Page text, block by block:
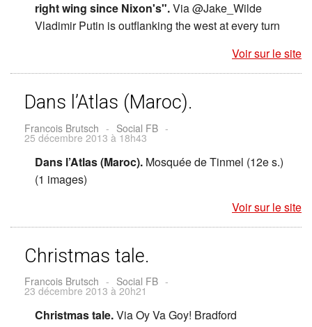
right wing since Nixon's".Via @Jake_Wilde
Vladimir Putin is outflanking the west at every turn
Voir sur le site
Dans l’Atlas (Maroc).
Francois Brutsch - Social FB -
25 décembre 2013 à 18h43
Dans l’Atlas (Maroc). Mosquée de Tinmel (12e s.)
(1 images)
Voir sur le site
Christmas tale.
Francois Brutsch - Social FB -
23 décembre 2013 à 20h21
Christmas tale.Via Oy Va Goy! Bradford